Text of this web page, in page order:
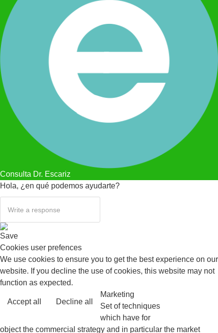
Consulta Dr. Escariz
Hola, ¿en qué podemos ayudarte?
Save
Cookies user prefences
We use cookies to ensure you to get the best experience on our
website. If you decline the use of cookies, this website may not
function as expected.
Accept all Decline all
Marketing
Set of techniques
which have for
object the commercial strategy and in particular the market